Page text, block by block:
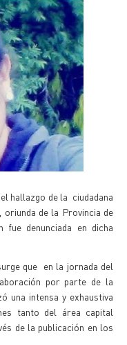
hallazgo de la ciudadana
oriunda de la Provincia de
fue denunciada en dicha
que en la jornada del
por parte de la
una intensa y exhaustiva
tanto del área capital
de la publicación en los